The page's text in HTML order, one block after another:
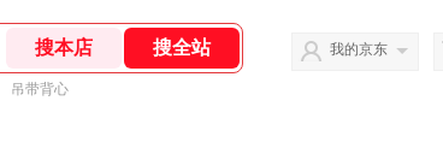
吊带背心
我的京东